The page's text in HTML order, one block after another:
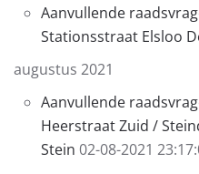
Aanvullende
Stationsstraat Elsloo
augustus 2021
Aanvullende
Heerstraat Zuid /
Stein 02-08-2021